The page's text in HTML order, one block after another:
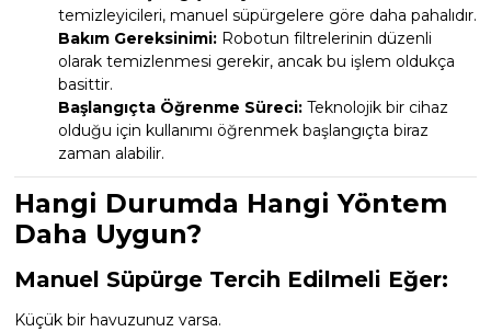
temizleyicileri, manuel süpürgelere göre daha pahalıdır.
Bakım Gereksinimi: Robotun filtrelerinin düzenli
olarak temizlenmesi gerekir, ancak bu işlem oldukça
basittir.
Başlangıçta Öğrenme Süreci: Teknolojik bir cihaz
olduğu için kullanımı öğrenmek başlangıçta biraz
zaman alabilir.
Hangi Durumda Hangi Yöntem
Daha Uygun?
Manuel Süpürge Tercih Edilmeli Eğer:
Küçük bir havuzunuz varsa.